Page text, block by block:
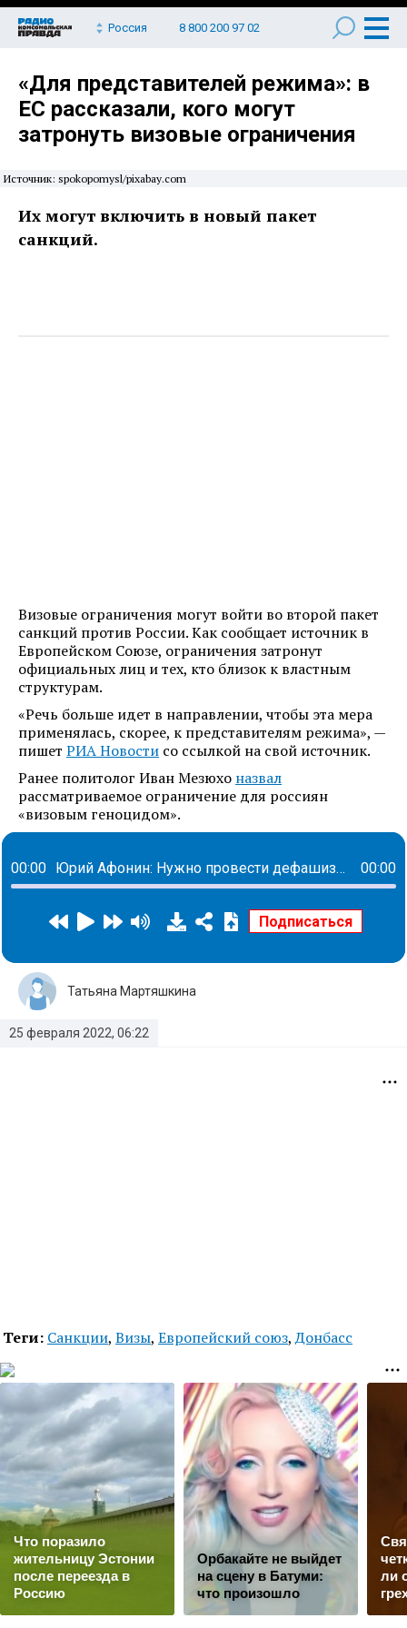
Россия 8 800 200 97 02
«Для представителей режима»: в
ЕС рассказали, кого могут
затронуть визовые ограничения
Источник: spokopomysl/pixabay.com
Их могут включить в новый пакет
санкций.
Визовые ограничения могут войти во второй пакет
санкций против России. Как сообщает источник в
Европейском Союзе, ограничения затронут
официальных лиц и тех, кто близок к властным
структурам.
«Речь больше идет в направлении, чтобы эта мера
применялась, скорее, к представителям режима», —
пишет РИА Новости со ссылкой на свой источник.
Ранее политолог Иван Мезюхо назвал
рассматриваемое ограничение для россиян
«визовым геноцидом».
00:00 Юрий Афонин: Нужно провести дефашизацию Украины 00:00
25 февраля 2022, 06:22
Татьяна Мартяшкина
Теги: Санкции, Визы, Европейский союз,Донбасс
Что поразило
жительницу Эстонии
после переезда в
Россию
Орбакайте не выйдет
на сцену в Батуми:
что произошло
ли